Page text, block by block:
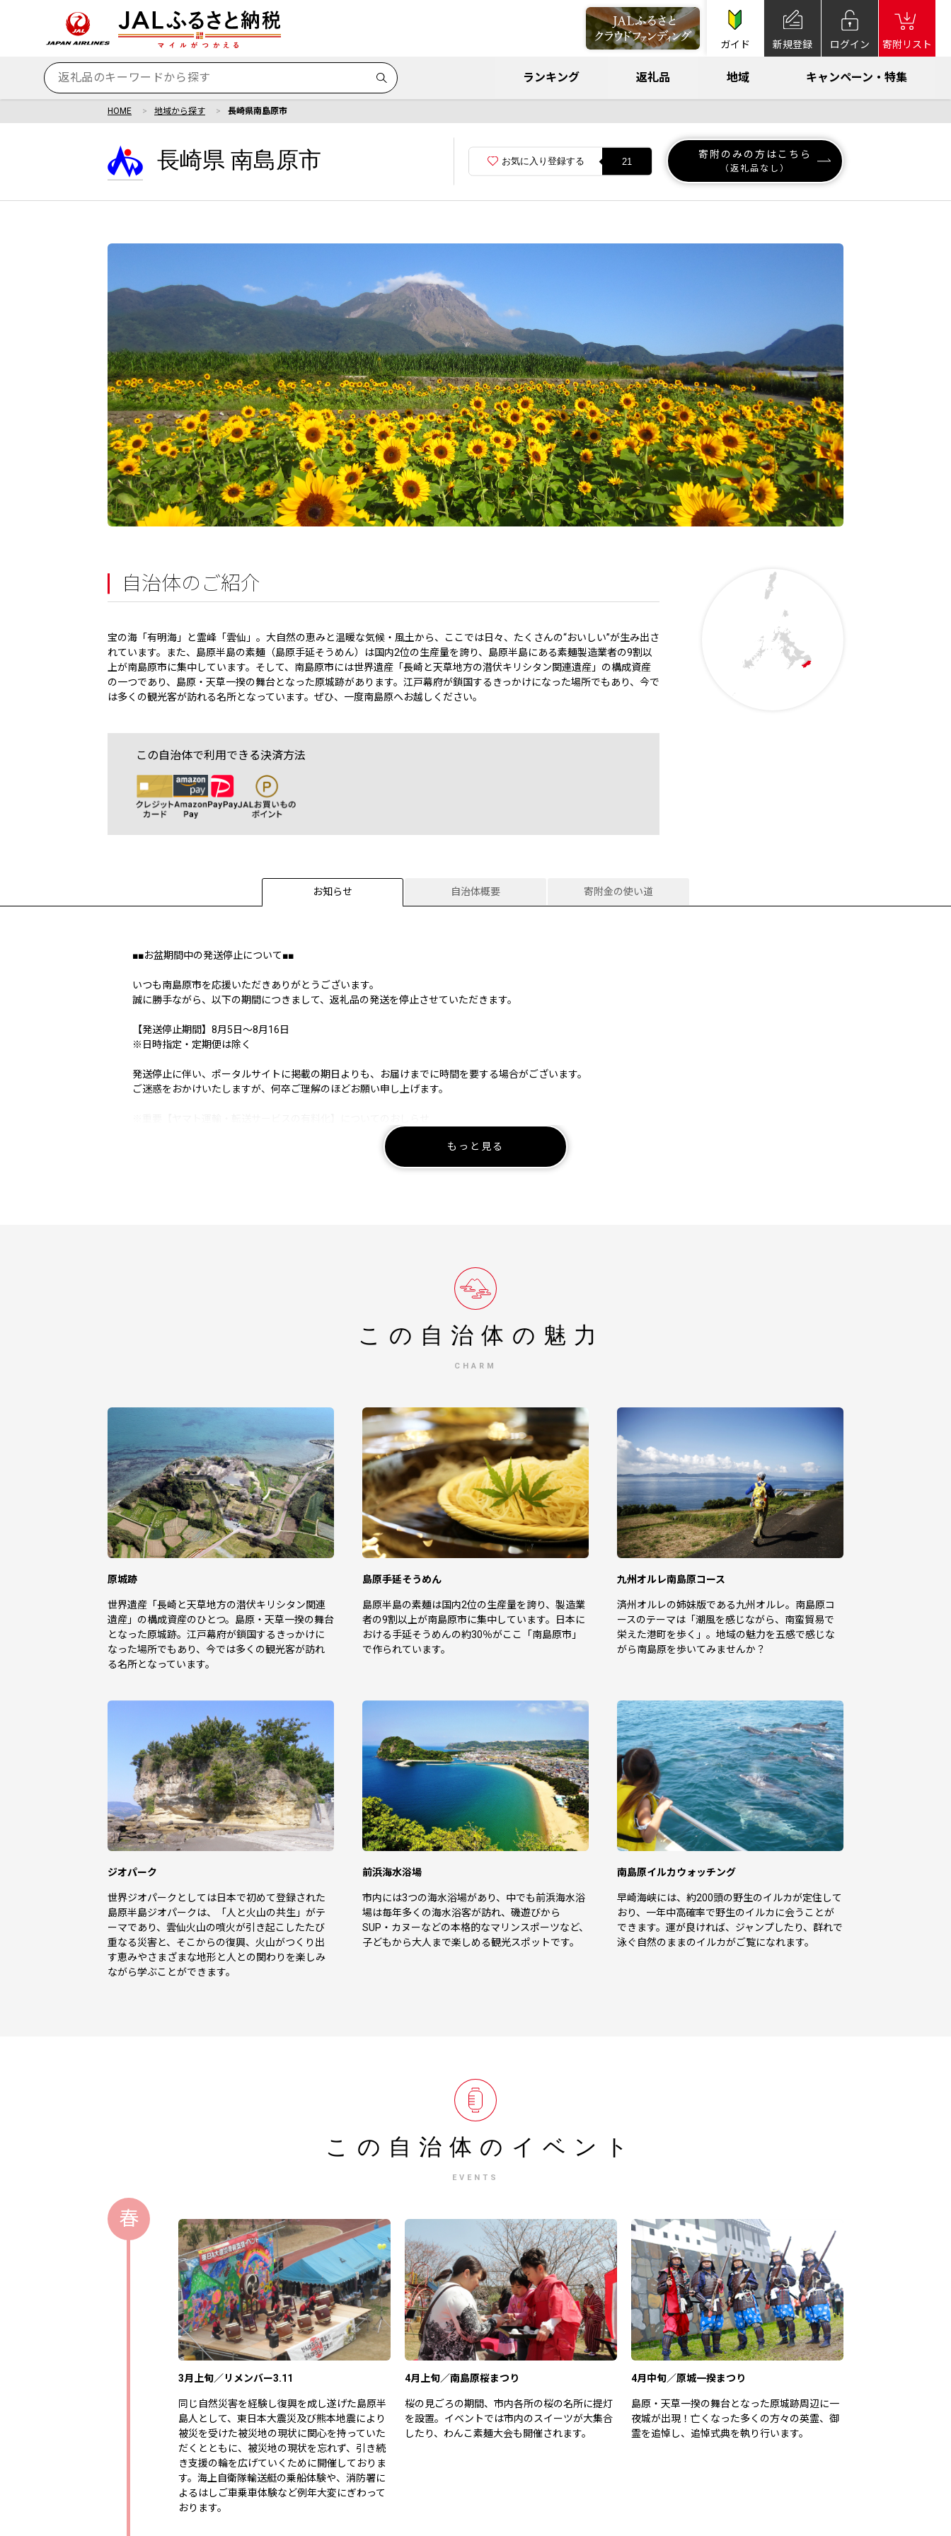
ガイド 新規登録 ログイン 寄附リスト
ランキング 返礼品 地域 キャンペーン・特集
HOME 地域から探す 長崎県南島原市
長崎県 南島原市 お気に入り登録する 21
寄附のみの方はこちら
（返礼品なし）
自治体のご紹介
宝の海「有明海」と霊峰「雲仙」。大自然の恵みと温暖な気候・風土から、ここでは日々、たくさんの“おいしい”が生み出さ
れています。また、島原半島の素麺（島原手延そうめん）は国内2位の生産量を誇り、島原半島にある素麺製造業者の9割以
上が南島原市に集中しています。そして、南島原市には世界遺産「長崎と天草地方の潜伏キリシタン関連遺産」の構成資産
の一つであり、島原・天草一揆の舞台となった原城跡があります。江戸幕府が鎖国するきっかけになった場所でもあり、今で
は多くの観光客が訪れる名所となっています。ぜひ、一度南島原へお越しください。
この自治体で利用できる決済方法
お知らせ 自治体概要 寄附金の使い道
■■お盆期間中の発送停止について■■
いつも南島原市を応援いただきありがとうございます。
誠に勝手ながら、以下の期間につきまして、返礼品の発送を停止させていただきます。
【発送停止期間】8月5日〜8月16日
※日時指定・定期便は除く
発送停止に伴い、ポータルサイトに掲載の期日よりも、お届けまでに時間を要する場合がございます。
ご迷惑をおかけいたしますが、何卒ご理解のほどお願い申し上げます。
2023年6月1日発送分より転送サービスが有料となります。
ーーーーーーーーーーーーーーーーーーーーーーーーーーーーーーーーーーーーーーーーー
お寄せいただいた個人情報は、寄附金の受付、入金及び返礼品発送に係る確認・連絡、各種お問い合わせ、寄附の使い道のお知らせの広報等に利用するも
それ以外の目的で使用するものではありません。返礼品発送に関して、必要最低限の範囲において返礼品取扱い事業者に通知します。
【ふるさと納税の対象となる地方団体の指定について】
条の2第2項及び第314条の7第2項の規定に基づき、ふるさと納税の対象となる地方団体として指定されました。
もっと見る
この自治体の 魅力
CHARM
原城跡
世界遺産「長崎と天草地方の潜伏キリシタン関連
遺産」の構成資産のひとつ。島原・天草一揆の舞台
となった原城跡。江戸幕府が鎖国するきっかけに
なった場所でもあり、今では多くの観光客が訪れ
る名所となっています。
島原手延そうめん
島原半島の素麺は国内2位の生産量を誇り、製造業
者の9割以上が南島原市に集中しています。日本に
おける手延そうめんの約30％がここ「南島原市」
で作られています。
九州オルレ南島原コース
済州オルレの姉妹版である九州オルレ。南島原コ
ースのテーマは「潮風を感じながら、南蛮貿易で
栄えた港町を歩く」。地域の魅力を五感で感じな
がら南島原を歩いてみませんか？
ジオパーク
世界ジオパークとしては日本で初めて登録された
島原半島ジオパークは、「人と火山の共生」がテ
ーマであり、雲仙火山の噴火が引き起こしたたび
重なる災害と、そこからの復興、火山がつくり出
す恵みやさまざまな地形と人との関わりを楽しみ
ながら学ぶことができます。
前浜海水浴場
市内には3つの海水浴場があり、中でも前浜海水浴
場は毎年多くの海水浴客が訪れ、磯遊びから
SUP・カヌーなどの本格的なマリンスポーツなど、
子どもから大人まで楽しめる観光スポットです。
南島原イルカウォッチング
早崎海峡には、約200頭の野生のイルカが定住して
おり、一年中高確率で野生のイルカに会うことが
できます。運が良ければ、ジャンプしたり、群れで
泳ぐ自然のままのイルカがご覧になれます。
この自治体の イベント
EVENTS
春
3月上旬／リメンバー3.11
同じ自然災害を経験し復興を成し遂げた島原半
島人として、東日本大震災及び熊本地震により
被災を受けた被災地の現状に関心を持っていた
だくとともに、被災地の現状を忘れず、引き続
き支援の輪を広げていくために開催しておりま
す。海上自衛隊輸送艇の乗船体験や、消防署に
よるはしご車乗車体験など例年大変にぎわって
おります。
4月上旬／南島原桜まつり
桜の見ごろの期間、市内各所の桜の名所に提灯
を設置。イベントでは市内のスイーツが大集合
したり、わんこ素麺大会も開催されます。
4月中旬／原城一揆まつり
島原・天草一揆の舞台となった原城跡周辺に一
夜城が出現！亡くなった多くの方々の英霊、御
霊を追悼し、追悼式典を執り行います。